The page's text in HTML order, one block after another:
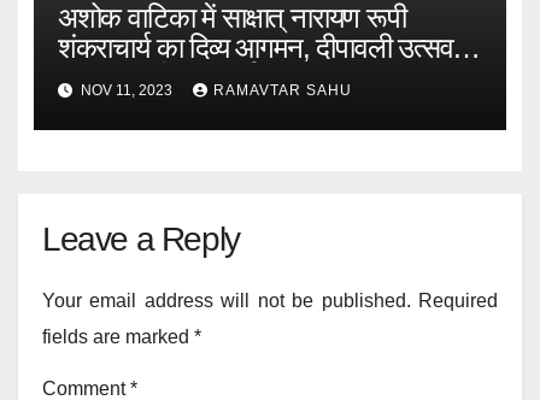
अशोक वाटिका में साक्षात् नारायण रूपी
शंकराचार्य का दिव्य आगमन, दीपावली उत्सव में
भक्ति मय रहेगा कवर्धा
NOV 11, 2023 RAMAVTAR SAHU
Leave a Reply
Your email address will not be published. Required
fields are marked *
Comment*